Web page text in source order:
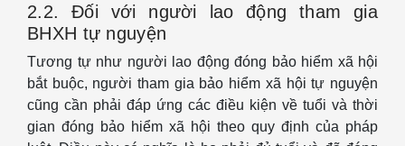
2.2. Đối với người lao động tham gia
BHXH tự nguyện
Tương tự như người lao động đóng bảo hiểm xã hội
bắt buộc, người tham gia bảo hiểm xã hội tự nguyện
cũng cần phải đáp ứng các điều kiện về tuổi và thời
gian đóng bảo hiểm xã hội theo quy định của pháp